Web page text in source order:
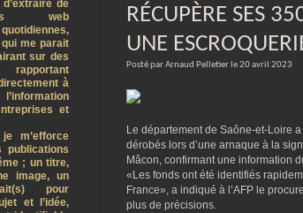
RÉCUPÈRE SES
UNE
Posté par Arnaud Pelletier le 20 avril 2023
Le département de Saône-et-Loire
dérobés lors d’une arnaque à la
Mâcon, confirmant une information
«Les fonds ont été identifiés
France», a indiqué à l’AFP le
plus de précisions.
de
web
me parait
sur des
à
et
m’efforce
; un titre,
image, un
pour
et l’idée,